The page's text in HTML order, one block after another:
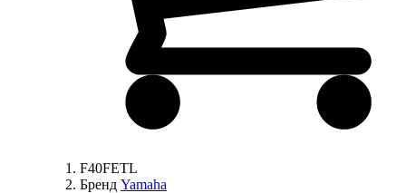
F40FETL
Бренд Yamaha